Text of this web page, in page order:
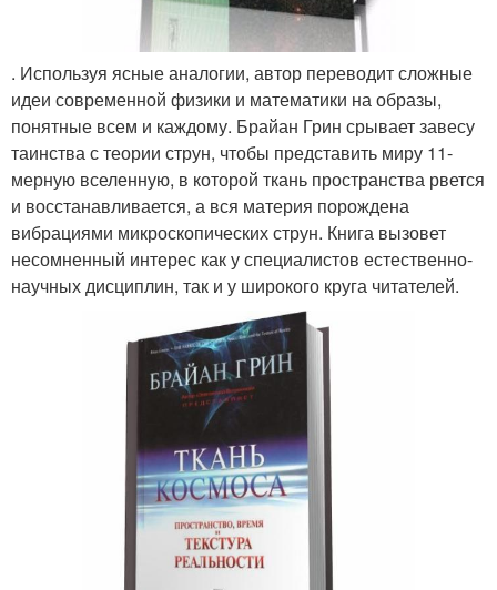
. Используя ясные аналогии, автор переводит сложные
идеи современной физики и математики на образы,
понятные всем и каждому. Брайан Грин срывает завесу
таинства с теории струн, чтобы представить миру 11-
мерную вселенную, в которой ткань пространства рвется
и восстанавливается, а вся материя порождена
вибрациями микроскопических струн. Книга вызовет
несомненный интерес как у специалистов естественно-
научных дисциплин, так и у широкого круга читателей.